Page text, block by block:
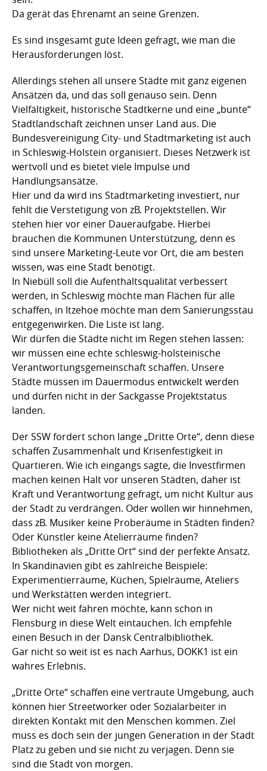
Da gerät das Ehrenamt an seine Grenzen.
Es sind insgesamt gute Ideen gefragt, wie man die
Herausforderungen löst.
Allerdings stehen all unsere Städte mit ganz eigenen
Ansätzen da, und das soll genauso sein. Denn
Vielfältigkeit, historische Stadtkerne und eine „bunte“
Stadtlandschaft zeichnen unser Land aus. Die
Bundesvereinigung City- und Stadtmarketing ist auch
in Schleswig-Holstein organisiert. Dieses Netzwerk ist
wertvoll und es bietet viele Impulse und
Handlungsansätze.
Hier und da wird ins Stadtmarketing investiert, nur
fehlt die Verstetigung von zB. Projektstellen. Wir
stehen hier vor einer Daueraufgabe. Hierbei
brauchen die Kommunen Unterstützung, denn es
sind unsere Marketing-Leute vor Ort, die am besten
wissen, was eine Stadt benötigt.
In Niebüll soll die Aufenthaltsqualität verbessert
werden, in Schleswig möchte man Flächen für alle
schaffen, in Itzehoe möchte man dem Sanierungsstau
entgegenwirken. Die Liste ist lang.
Wir dürfen die Städte nicht im Regen stehen lassen:
wir müssen eine echte schleswig-holsteinische
Verantwortungsgemeinschaft schaffen. Unsere
Städte müssen im Dauermodus entwickelt werden
und dürfen nicht in der Sackgasse Projektstatus
landen.
Der SSW fordert schon lange „Dritte Orte“, denn diese
schaffen Zusammenhalt und Krisenfestigkeit in
Quartieren. Wie ich eingangs sagte, die Investfirmen
machen keinen Halt vor unseren Städten, daher ist
Kraft und Verantwortung gefragt, um nicht Kultur aus
der Stadt zu verdrängen. Oder wollen wir hinnehmen,
dass zB. Musiker keine Proberäume in Städten finden?
Oder Künstler keine Atelierräume finden?
Bibliotheken als „Dritte Ort“ sind der perfekte Ansatz.
In Skandinavien gibt es zahlreiche Beispiele:
Experimentierräume, Küchen, Spielräume, Ateliers
und Werkstätten werden integriert.
Wer nicht weit fahren möchte, kann schon in
Flensburg in diese Welt eintauchen. Ich empfehle
einen Besuch in der Dansk Centralbibliothek.
Gar nicht so weit ist es nach Aarhus, DOKK1 ist ein
wahres Erlebnis.
„Dritte Orte“ schaffen eine vertraute Umgebung, auch
können hier Streetworker oder Sozialarbeiter in
direkten Kontakt mit den Menschen kommen. Ziel
muss es doch sein der jungen Generation in der Stadt
Platz zu geben und sie nicht zu verjagen. Denn sie
sind die Stadt von morgen.